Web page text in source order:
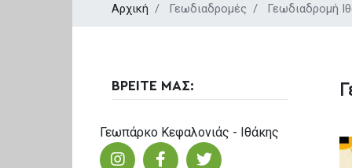
Αρχική Γεωδιαδρομές Γεωδιαδρομή
ΒΡΕΙΤΕ ΜΑΣ:
Γεωπάρκο Κεφαλονιάς - Ιθάκης